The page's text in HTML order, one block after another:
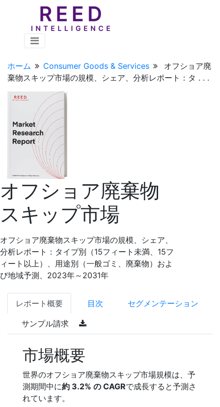
ホーム Consumer Goods & Services
オフショア廃
棄物スキップ市場の規模、シェア、分析レポート：タ . . .
オフショア廃棄物
スキップ市場
オフショア廃棄物スキップ市場の規模、シェア、
分析レポート：タイプ別（15フィート未満、15フ
ィート以上）、用途別（一般ゴミ、廃棄物）およ
び地域予測、2023年～2031年
レポート概要 目次 セグメンテーション
サンプル請求
市場概要
世界のオフショア廃棄物スキップ市場規模は、予
測期間中に約 3.2% の CAGRで成長すると予測さ
れています。